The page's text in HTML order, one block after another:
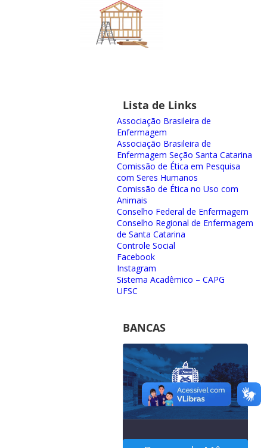
Lista de Links
Associação Brasileira de
Enfermagem
Associação Brasileira de
Enfermagem Seção Santa Catarina
Comissão de Ética em Pesquisa
com Seres Humanos
Comissão de Ética no Uso com
Animais
Conselho Federal de Enfermagem
Conselho Regional de Enfermagem
de Santa Catarina
Controle Social
Facebook
Instagram
Sistema Acadêmico – CAPG
UFSC
BANCAS